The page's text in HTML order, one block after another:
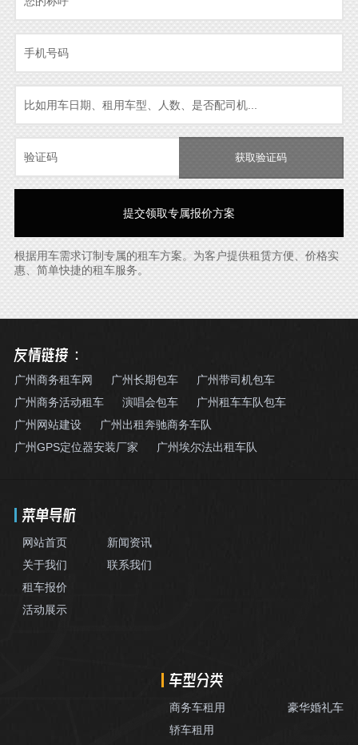
获取验证码
根据用车需求订制专属的租车方案。为客户提供租赁方便、价格实
惠、简单快捷的租车服务。
友情链接：
广州商务租车网 广州长期包车
广州带司机包车
广州商务活动租车
演唱会包车
广州租车车队包车
广州网站建设
广州出租奔驰商务车队
广州GPS定位器安装厂家
广州埃尔法出租车队
菜单导航
网站首页
关于我们
租车报价
活动展示
新闻资讯
联系我们
车型分类
商务车租用
轿车租用
豪华婚礼车